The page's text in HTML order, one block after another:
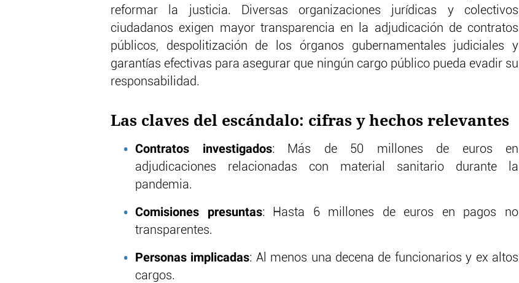
reformar la justicia. Diversas organizaciones jurídicas y colectivos
ciudadanos exigen mayor transparencia en la adjudicación de contratos
públicos, despolitización de los órganos gubernamentales judiciales y
garantías efectivas para asegurar que ningún cargo público pueda evadir su
responsabilidad.
Las claves del escándalo: cifras y hechos relevantes
Contratos investigados: Más de 50 millones de euros en
adjudicaciones relacionadas con material sanitario durante la
pandemia.
Comisiones presuntas: Hasta 6 millones de euros en pagos no
transparentes.
Personas implicadas: Al menos una decena de funcionarios y ex altos
cargos.